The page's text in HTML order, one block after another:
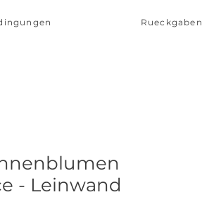
Rueckgaben
- Leinwand